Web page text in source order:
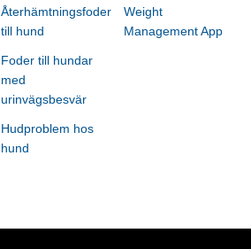
Återhämtningsfoder
till hund
Foder till hundar
med
urinvägsbesvär
Hudproblem hos
hund
Weight
Management App